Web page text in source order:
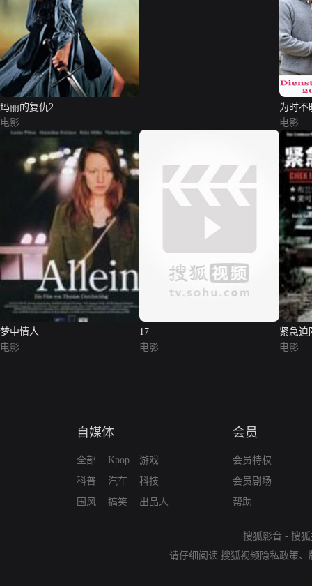
玛丽的复仇2
电影
为时不
电影
梦中情人
电影
17
电影
紧急迫
电影
自媒体
全部
科普
国风
Kpop
汽车
搞笑
游戏
科技
出品人
会员
会员特权
会员剧场
帮助
搜狐影音 - 搜
请仔细阅读 搜狐视频隐私政策、